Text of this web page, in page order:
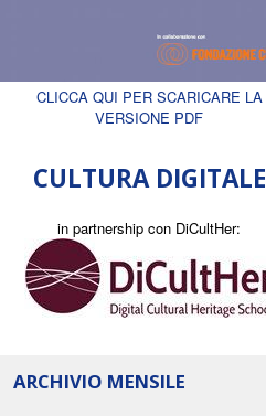
CLICCA QUI PER SCARICARE LA
VERSIONE PDF
CULTURA DIGITALE
in partnership con DiCultHer:
ARCHIVIO MENSILE